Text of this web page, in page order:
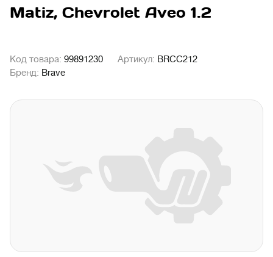
Matiz, Chevrolet Aveo 1.2
Код товара: 99891230 Артикул: BRCC212
Бренд: Brave